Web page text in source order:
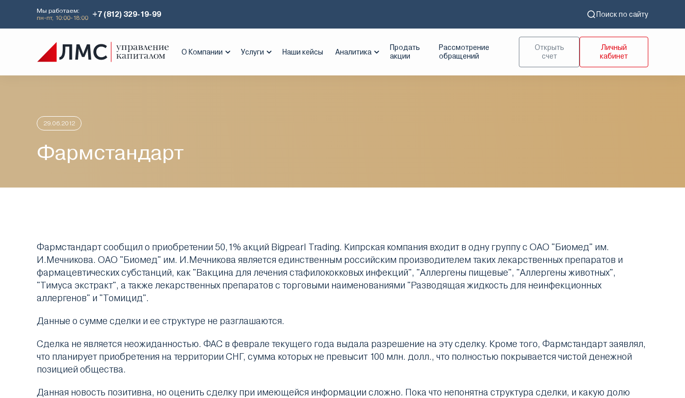
Мы работаем:
пн-пт, 10:00-18:00
+7 (812) 329-19-99 Поиск по сайту
О Компании Услуги Наши кейсы Аналитика
Продать
акции
Рассмотрение
обращений
Открыть
счет
Личный
кабинет
Главная Аналитика Идеи дня Фармстандарт
29.06.2012
Фармстандарт
Фармстандарт сообщил о приобретении 50,1% акций Bigpearl Trading. Кипрская компания входит в одну группу с ОАО "Биомед" им.
И.Мечникова. ОАО "Биомед" им. И.Мечникова является единственным российским производителем таких лекарственных препаратов и
фармацевтических субстанций, как "Вакцина для лечения стафилококковых инфекций", "Аллергены пищевые", "Аллергены животных",
"Тимуса экстракт", а также лекарственных препаратов с торговыми наименованиями "Разводящая жидкость для неинфекционных
аллергенов" и "Томицид".
Данные о сумме сделки и ее структуре не разглашаются.
Сделка не является неожиданностью. ФАС в феврале текущего года выдала разрешение на эту сделку. Кроме того, Фармстандарт заявлял,
что планирует приобретения на территории СНГ, сумма которых не превысит 100 млн. долл., что полностью покрывается чистой денежной
позицией общества.
Данная новость позитивна, но оценить сделку при имеющейся информации сложно. Пока что непонятна структура сделки, и какую долю